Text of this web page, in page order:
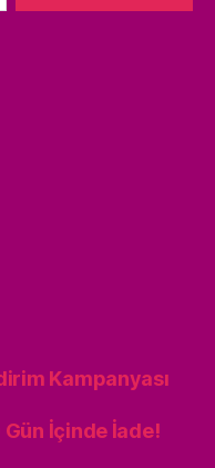
Kampanyası
Gün İçinde İade!